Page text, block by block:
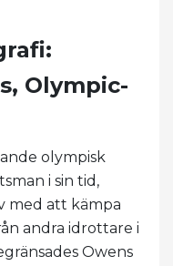
Olympic-
olympisk
i sin tid,
med att kämpa
andra idrottare i
Owens